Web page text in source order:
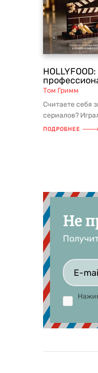
Том Гримм
Считаете себя
сериалов?
игры? Тогда
ПОДРОБНЕЕ
Не